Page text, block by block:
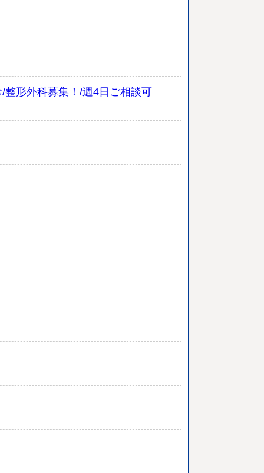
形外科募集！/週4日ご相談可